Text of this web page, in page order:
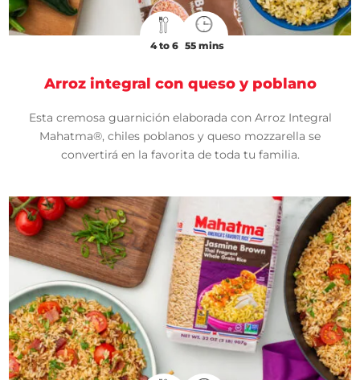
4 to 6 55 mins
Arroz integral con queso y poblano
Esta cremosa guarnición elaborada con Arroz Integral
Mahatma®, chiles poblanos y queso mozzarella se
convertirá en la favorita de toda tu familia.